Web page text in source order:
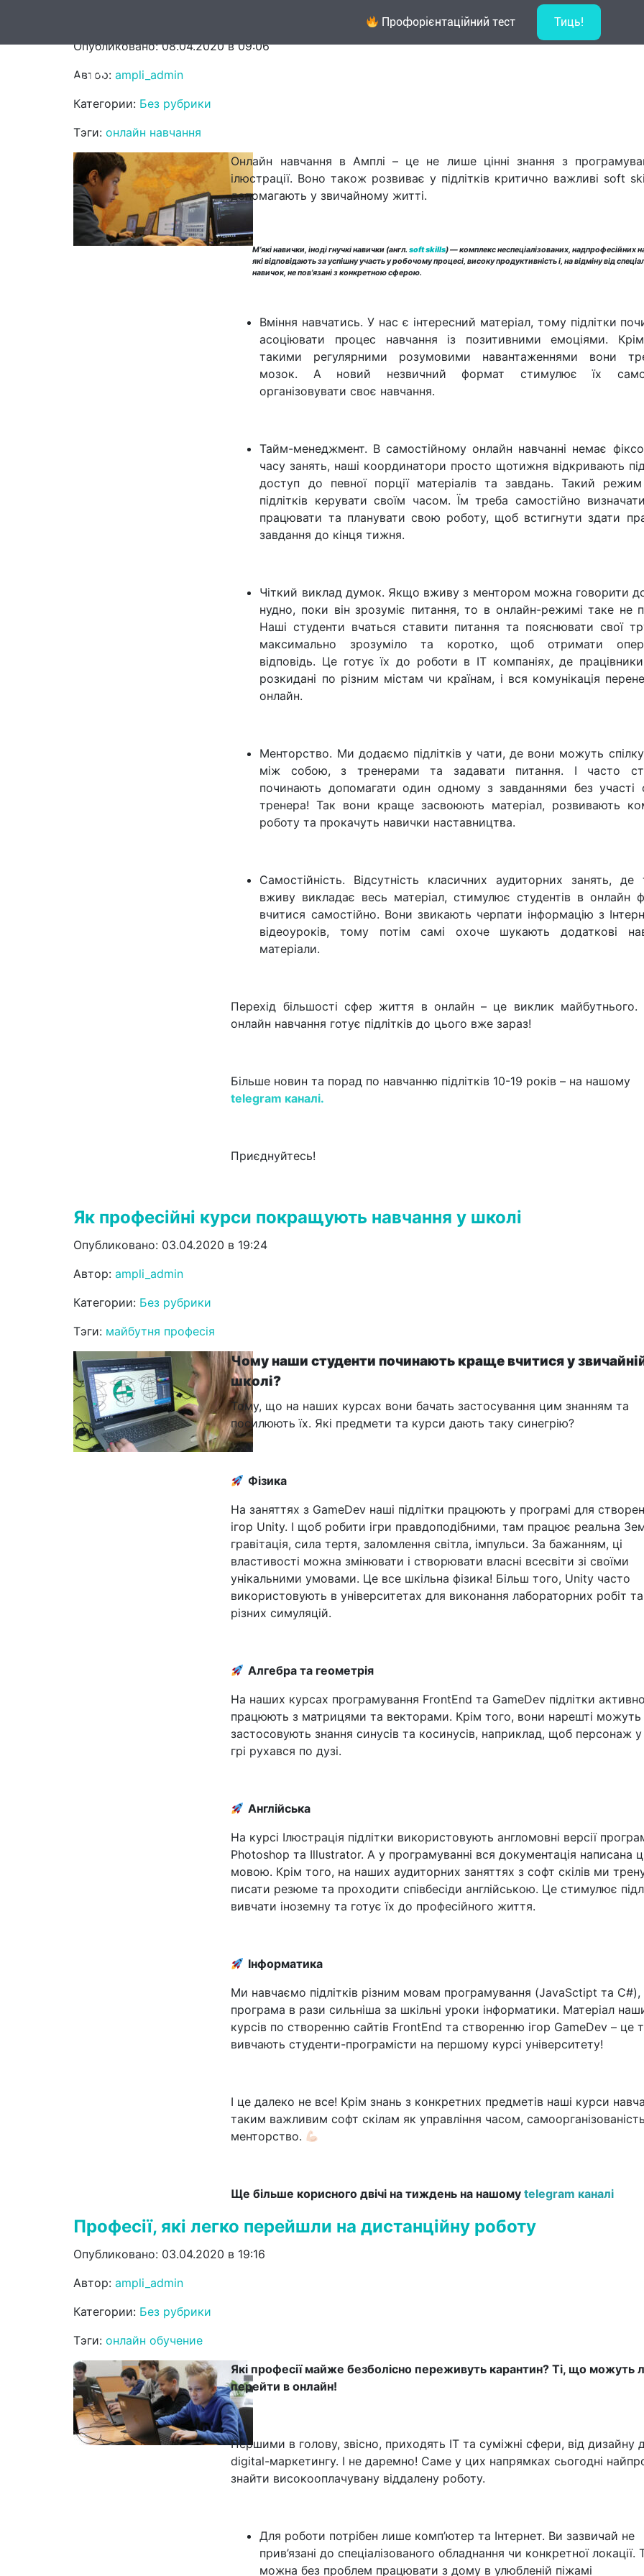
Профорієнтаційний тест Тиць!
Які корисні звички можна отримати завдяки онлайн навчанню
Опубликовано: 08.04.2020 в 09:06
Автор: ampli_admin
Категории: Без рубрики
Тэги: онлайн навчання
Онлайн навчання в Амплі – це не лише цінні знання з
ілюстрації. Воно також розвиває у підлітків критично важливі soft
допомагають у звичайному житті.
М’які навички, іноді гнучкі навички (англ.soft skills) — комплекс неспеціалізованих, надпрофесійних
які відповідають за успішну участь у робочому процесі, високу продуктивність і, на відміну від
навичок, не пов’язані з конкретною сферою.
Вміння навчатись. У нас є інтересний матеріал, тому підлітки
асоціювати процес навчання із позитивними емоціями.
такими регулярними розумовими навантаженнями вони
мозок. А новий незвичний формат стимулює їх
організовувати своє навчання.
Тайм-менеджмент. В самостійному онлайн навчанні немає
часу занять, наші координатори просто щотижня відкривають
доступ до певної порції матеріалів та завдань. Такий
підлітків керувати своїм часом. Їм треба самостійно
працювати та планувати свою роботу, щоб встигнути здати
завдання до кінця тижня.
Чіткий виклад думок. Якщо вживу з ментором можна говорити
нудно, поки він зрозуміє питання, то в онлайн-режимі таке не
Наші студенти вчаться ставити питання та пояснювати свої
максимально зрозуміло та коротко, щоб отримати
відповідь. Це готує їх до роботи в IT компаніях, де
розкидані по різним містам чи країнам, і вся комунікація
онлайн.
Менторство. Ми додаємо підлітків у чати, де вони можуть
між собою, з тренерами та задавати питання. І часто
починають допомагати один одному з завданнями без участі
тренера! Так вони краще засвоюють матеріал, розвивають
роботу та прокачуть навички наставництва.
Самостійність. Відсутність класичних аудиторних занять, де
вживу викладає весь матеріал, стимулює студентів в онлайн
вчитися самостійно. Вони звикають черпати інформацію з
відеоуроків, тому потім самі охоче шукають додаткові
матеріали.
Перехід більшості сфер життя в онлайн – це виклик майбутнього.
онлайн навчання готує підлітків до цього вже зараз!
Більше новин та порад по навчанню підлітків 10-19 років – на нашому
telegram каналі.
Приєднуйтесь!
Як професійні курси покращують навчання у школі
Опубликовано: 03.04.2020 в 19:24
Автор: ampli_admin
Категории: Без рубрики
Тэги: майбутня професія
Чому наши студенти починають краще вчитися у
школі?
Тому, що на наших курсах вони бачать застосування цим знанням та
посилюють їх. Які предмети та курси дають таку синегрію?
Фізика
На заняттях з GameDev наші підлітки працюють у програмі для
ігор Unity. І щоб робити ігри правдоподібними, там працює реальна
гравітація, сила тертя, заломлення світла, імпульси. За бажанням, ці
властивості можна змінювати і створювати власні всесвіти зі своїми
унікальними умовами. Це все шкільна фізика! Більш того, Unity часто
використовують в університетах для виконання лабораторних робіт та
різних симуляцій.
Алгебра та геометрія
На наших курсах програмування FrontEnd та GameDev підлітки активно
працюють з матрицями та векторами. Крім того, вони нарешті можуть
застосовують знання синусів та косинусів, наприклад, щоб персонаж у
грі рухався по дузі.
Англійська
На курсі Ілюстрація підлітки використовують англомовні версії
Photoshop та Illustrator. А у програмуванні вся документація написана
мовою. Крім того, на наших аудиторних заняттях з софт скілів ми
писати резюме та проходити співбесіди англійською. Це стимулює
вивчати іноземну та готує їх до професійного життя.
Інформатика
Ми навчаємо підлітків різним мовам програмування (JavaSctipt та С#),
програма в рази сильніша за шкільні уроки інформатики. Матеріал
курсів по створенню сайтів FrontEnd та створенню ігор GameDev – це
вивчають студенти-програмісти на першому курсі університету!
І це далеко не все! Крім знань з конкретних предметів наші курси
таким важливим софт скілам як управління часом,
менторство.
Ще більше корисного двічі на тиждень на нашомуtelegram каналі
Професії, які легко перейшли на дистанційну роботу
Опубликовано: 03.04.2020 в 19:16
Автор: ampli_admin
Категории: Без рубрики
Тэги: онлайн обучение
Які професії майже безболісно переживуть карантин? Ті, що можуть
перейти в онлайн!
Першими в голову, звісно, приходять IT та суміжні сфери, від дизайну
digital-маркетингу. І не даремно! Саме у цих напрямках сьогодні
знайти високооплачувану віддалену роботу.
Для роботи потрібен лише комп’ютер та Інтернет. Ви зазвичай не
прив’язані до спеціалізованого обладнання чи конкретної локації.
можна без проблем працювати з дому в улюбленій піжамі